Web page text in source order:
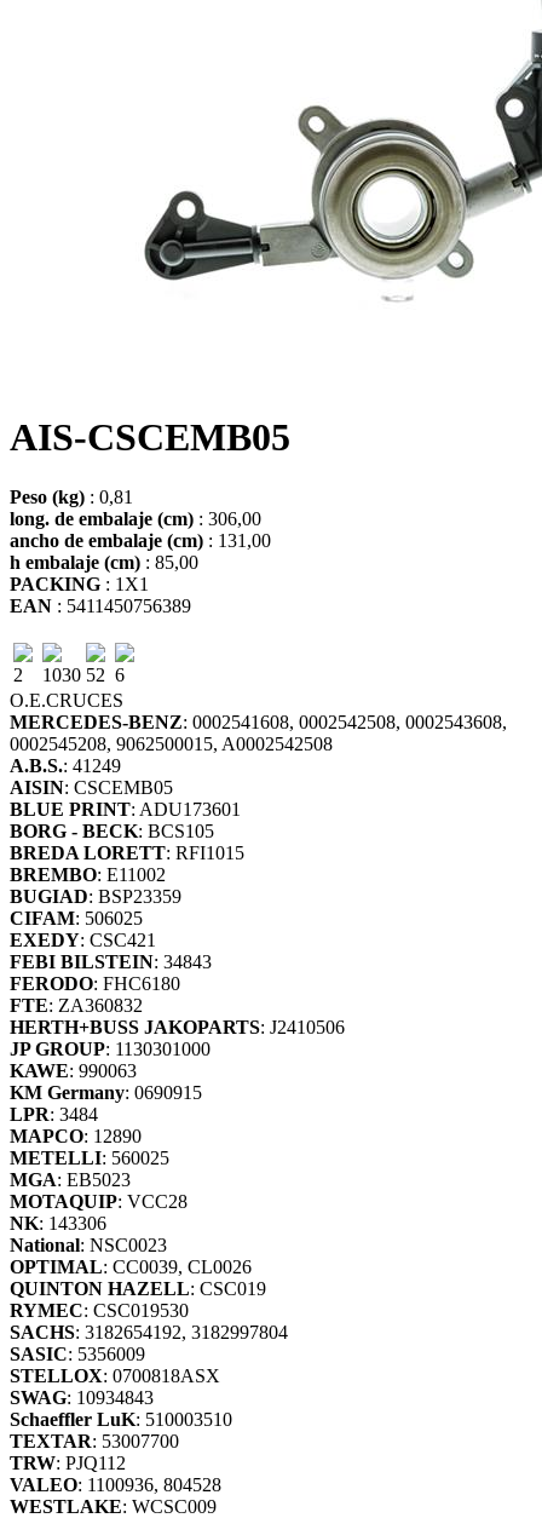
AIS-CSCEMB05
Peso (kg) : 0,81
long. de embalaje (cm) : 306,00
ancho de embalaje (cm) : 131,00
h embalaje (cm) : 85,00
PACKING : 1X1
EAN : 5411450756389
2 1030 52 6
O.E.CRUCES
MERCEDES-BENZ: 0002541608, 0002542508, 0002543608,
0002545208, 9062500015, A0002542508
A.B.S.: 41249
AISIN: CSCEMB05
BLUE PRINT: ADU173601
BORG - BECK: BCS105
BREDA LORETT: RFI1015
BREMBO: E11002
BUGIAD: BSP23359
CIFAM: 506025
EXEDY: CSC421
FEBI BILSTEIN: 34843
FERODO: FHC6180
FTE: ZA360832
HERTH+BUSS JAKOPARTS: J2410506
JP GROUP: 1130301000
KAWE: 990063
KM Germany: 0690915
LPR: 3484
MAPCO: 12890
METELLI: 560025
MGA: EB5023
MOTAQUIP: VCC28
NK: 143306
National: NSC0023
OPTIMAL: CC0039, CL0026
QUINTON HAZELL: CSC019
RYMEC: CSC019530
SACHS: 3182654192, 3182997804
SASIC: 5356009
STELLOX: 0700818ASX
SWAG: 10934843
Schaeffler LuK: 510003510
TEXTAR: 53007700
TRW: PJQ112
VALEO: 1100936, 804528
WESTLAKE: WCSC009